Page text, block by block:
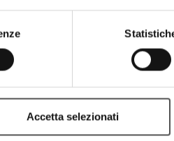
Accetta selezionati